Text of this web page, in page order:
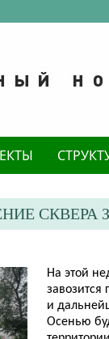
СКВЕРА
На этой
завозится
и
Осенью